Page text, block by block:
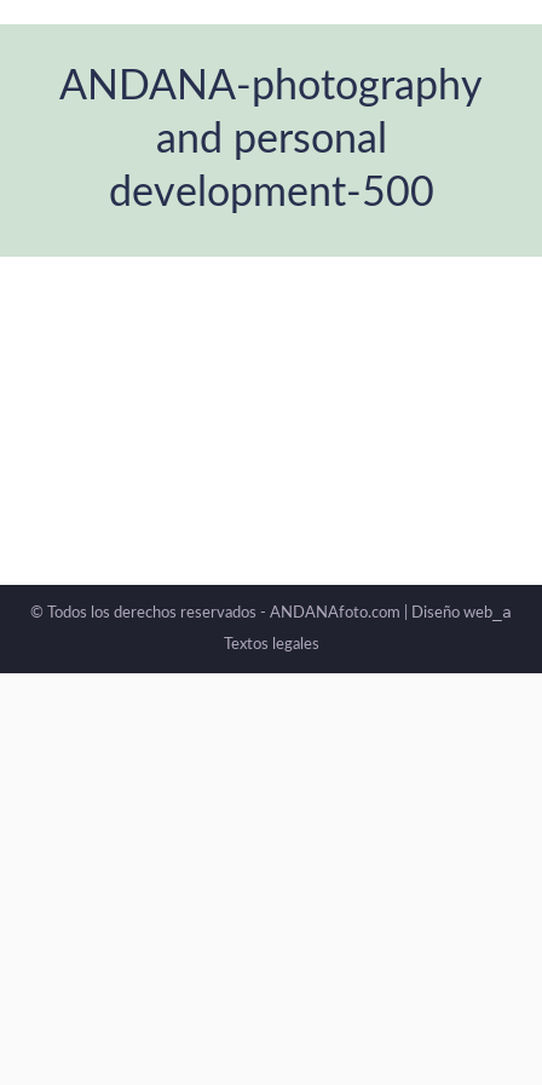
ANDANA-photography
and personal
development-500
© Todos los derechos reservados - ANDANAfoto.com | Diseño web _a
Textos legales